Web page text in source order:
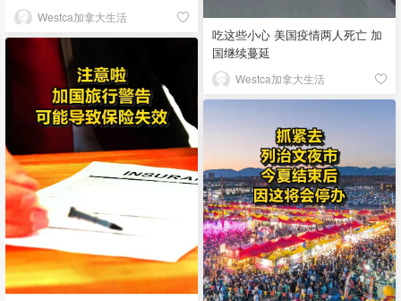
Westca加拿大生活
吃这些小心 美国疫情两人死亡 加
国继续蔓延
Westca加拿大生活